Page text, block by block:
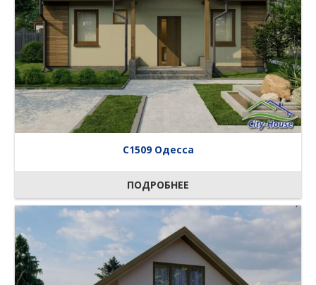
C1509 Одесса
ПОДРОБНЕЕ